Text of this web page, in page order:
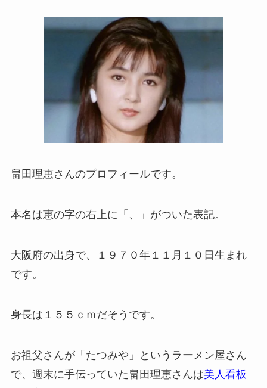
畠田理恵さんのプロフィールです。
本名は恵の字の右上に「、」がついた表記。
大阪府の出身で、１９７０年１１月１０日生まれ
です。
身長は１５５ｃｍだそうです。
お祖父さんが「たつみや」というラーメン屋さん
で、週末に手伝っていた畠田理恵さんは美人看板